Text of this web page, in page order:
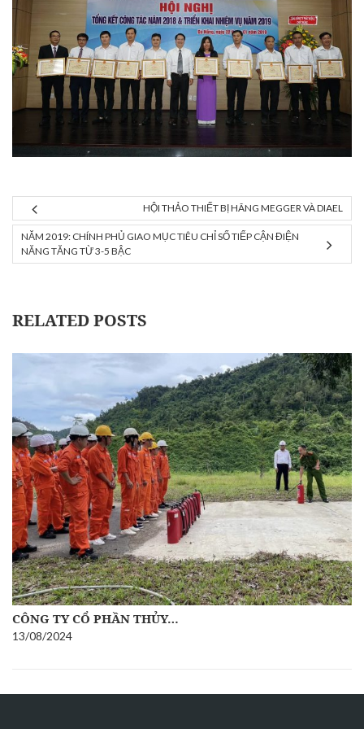
HỘI THẢO THIẾT BỊ HÃNG MEGGER VÀ DIAEL
NĂM 2019: CHÍNH PHỦ GIAO MỤC TIÊU CHỈ SỐ TIẾP CẬN ĐIỆN
NĂNG TĂNG TỪ 3-5 BẬC
RELATED POSTS
CÔNG TY CỔ PHẦN THỦY…
18/05/2024